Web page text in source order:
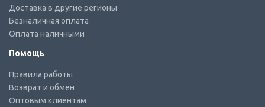
Доставка в другие регионы
Безналичная оплата
Оплата наличными
Помощь
Правила работы
Возврат и обмен
Оптовым клиентам